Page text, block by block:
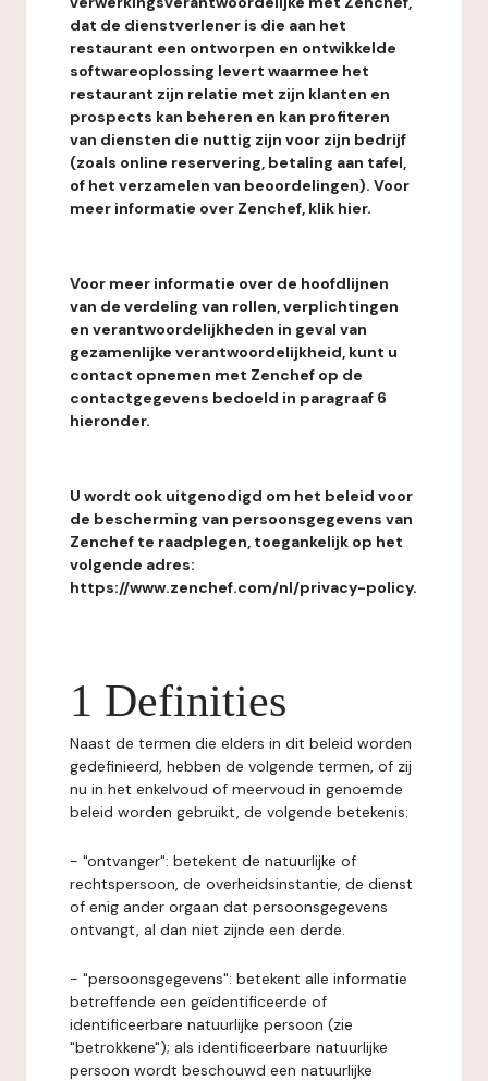
dat de dienstverlener is die aan het
restaurant een ontworpen en ontwikkelde
softwareoplossing levert waarmee het
restaurant zijn relatie met zijn klanten en
prospects kan beheren en kan profiteren
van diensten die nuttig zijn voor zijn bedrijf
(zoals online reservering, betaling aan tafel,
of het verzamelen van beoordelingen). Voor
meer informatie over Zenchef, klik hier.
Voor meer informatie over de hoofdlijnen
van de verdeling van rollen, verplichtingen
en verantwoordelijkheden in geval van
gezamenlijke verantwoordelijkheid, kunt u
contact opnemen met Zenchef op de
contactgegevens bedoeld in paragraaf 6
hieronder.
U wordt ook uitgenodigd om het beleid voor
de bescherming van persoonsgegevens van
Zenchef te raadplegen, toegankelijk op het
volgende adres:
https://www.zenchef.com/nl/privacy-policy.
1 Definities
Naast de termen die elders in dit beleid worden
gedefinieerd, hebben de volgende termen, of zij
nu in het enkelvoud of meervoud in genoemde
beleid worden gebruikt, de volgende betekenis:
- "ontvanger": betekent de natuurlijke of
rechtspersoon, de overheidsinstantie, de dienst
of enig ander orgaan dat persoonsgegevens
ontvangt, al dan niet zijnde een derde.
- "persoonsgegevens": betekent alle informatie
betreffende een geïdentificeerde of
identificeerbare natuurlijke persoon (zie
"betrokkene"); als identificeerbare natuurlijke
persoon wordt beschouwd een natuurlijke